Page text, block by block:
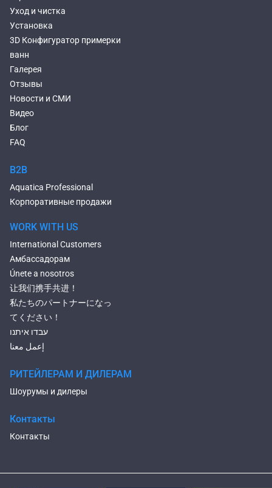
Уход и чистка
Установка
3D Конфигуратор примерки
ванн
Галерея
Отзывы
Новости и СМИ
Видео
Блог
FAQ
B2B
Aquatica Professional
Корпоративные продажи
WORK WITH US
International Customers
Амбассадорам
Únete a nosotros
让我们携手共进！
私たちのパートナーになっ
てください！
עבדו איתנו
إعمل معنا
РИТЕЙЛЕРАМ И ДИЛЕРАМ
Шоурумы и дилеры
Контакты
Контакты